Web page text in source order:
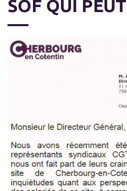
SOF QUI